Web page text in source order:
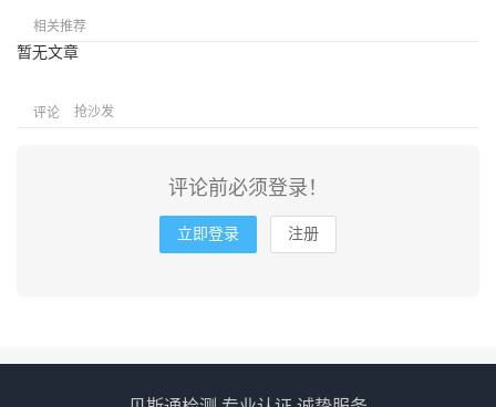
相关推荐
暂无文章
评论 抢沙发
评论前必须登录！
立即登录 注册